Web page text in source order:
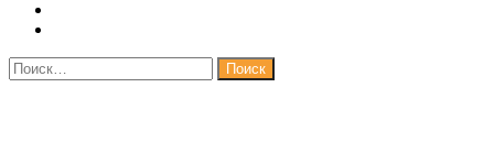
Найти: